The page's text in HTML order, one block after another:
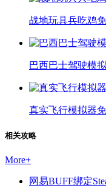
战地玩具兵吃鸡
巴西巴士驾驶模
真实飞行模拟器
相关攻略
More+
网易BUFF绑定